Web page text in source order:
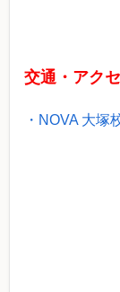
交通・アク
・NOVA 大塚